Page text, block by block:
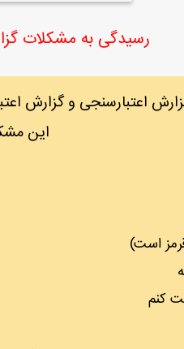
رسیدگی به مشکلات
اعتبارسنجی و گزارش
این
کنم